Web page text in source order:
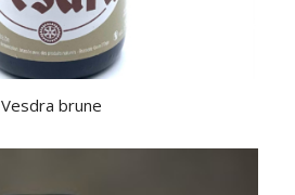
Vesdra brune